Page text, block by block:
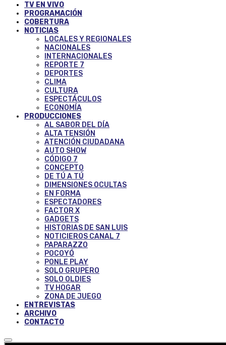
TV EN VIVO
PROGRAMACIÓN
COBERTURA
NOTICIAS
LOCALES Y REGIONALES
NACIONALES
INTERNACIONALES
REPORTE 7
DEPORTES
CLIMA
CULTURA
ESPECTÁCULOS
ECONOMÍA
PRODUCCIONES
AL SABOR DEL DÍA
ALTA TENSIÓN
ATENCIÓN CIUDADANA
AUTO SHOW
CÓDIGO 7
CONCEPTO
DE TÚ A TÚ
DIMENSIONES OCULTAS
EN FORMA
ESPECTADORES
FACTOR X
GADGETS
HISTORIAS DE SAN LUIS
NOTICIEROS CANAL 7
PAPARAZZO
POCOYÓ
PONLE PLAY
SOLO GRUPERO
SOLO OLDIES
TV HOGAR
ZONA DE JUEGO
ENTREVISTAS
ARCHIVO
CONTACTO